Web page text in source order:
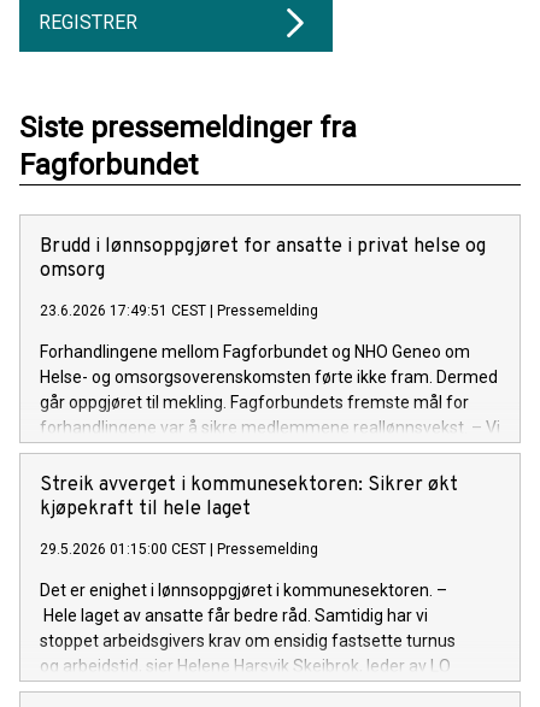
REGISTRER
Siste pressemeldinger fra
Fagforbundet
Brudd i lønnsoppgjøret for ansatte i privat helse og
omsorg
23.6.2026 17:49:51 CEST Pressemelding
Forhandlingene mellom Fagforbundet og NHO Geneo om
Helse- og omsorgsoverenskomsten førte ikke fram. Dermed
går oppgjøret til mekling. Fagforbundets fremste mål for
forhandlingene var å sikre medlemmene reallønnsvekst. – Vi
har møtt en arbeidsgiver som ikke var villig til å komme oss i
møte. Mange av våre medlemmer tjener lite, derfor var
reallønnsvekst et krystallklart krav fra oss. Et annet viktig
arbeidsgiver ikke gikk med på disse kravene, måtte det bli
brudd, sier Tarjei Leistad fra Fagforbundets ledelse. Avtalen
det ble forhandlet om er Helse- og
omsorgsoverenskomsten, kalt avtale 481. Fagforbundet
forhandlet sammen med FO. Hvis partene ikke kommer til
enighet hos Riksmekleren, vil det bli streik. Meklingsdato er
Streik avverget i kommunesektoren: Sikrer økt
kjøpekraft til hele laget
29.5.2026 01:15:00 CEST Pressemelding
Det er enighet i lønnsoppgjøret i kommunesektoren. –
Hele laget av ansatte får bedre råd. Samtidig har vi
stoppet arbeidsgivers krav om ensidig fastsette turnus
og arbeidstid, sier Helene Harsvik Skeibrok, leder av LO
Kommune og Fagforbundet.